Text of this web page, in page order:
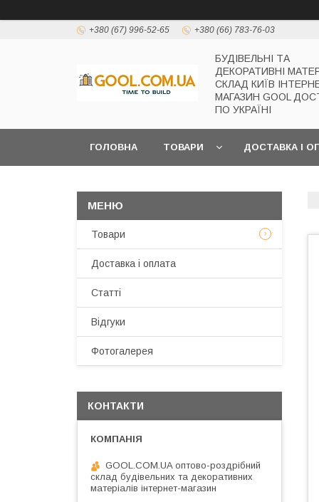
+380 (67) 996-52-65 +380 (66) 783-76-03
БУДІВЕЛЬНІ ТА
ДЕКОРАТИВНІ
СКЛАД КИЇВ
МАГАЗИН GOOL
ПО УКРАЇНІ
ГОЛОВНА ТОВАРИ ДОСТАВКА І
Товари
Доставка і оплата
Статті
Відгуки
Фотогалерея
КОНТАКТИ
GOOL.COM.UA оптово-роздрібний
склад будівельних та декоративних
матеріалів інтернет-магазин